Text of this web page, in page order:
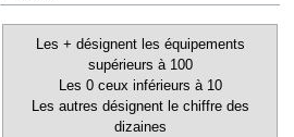
navigation
recherche
Les + désignent les équipements
supérieurs à 100
Les 0 ceux inférieurs à 10
Les autres désignent le chiffre des
dizaines